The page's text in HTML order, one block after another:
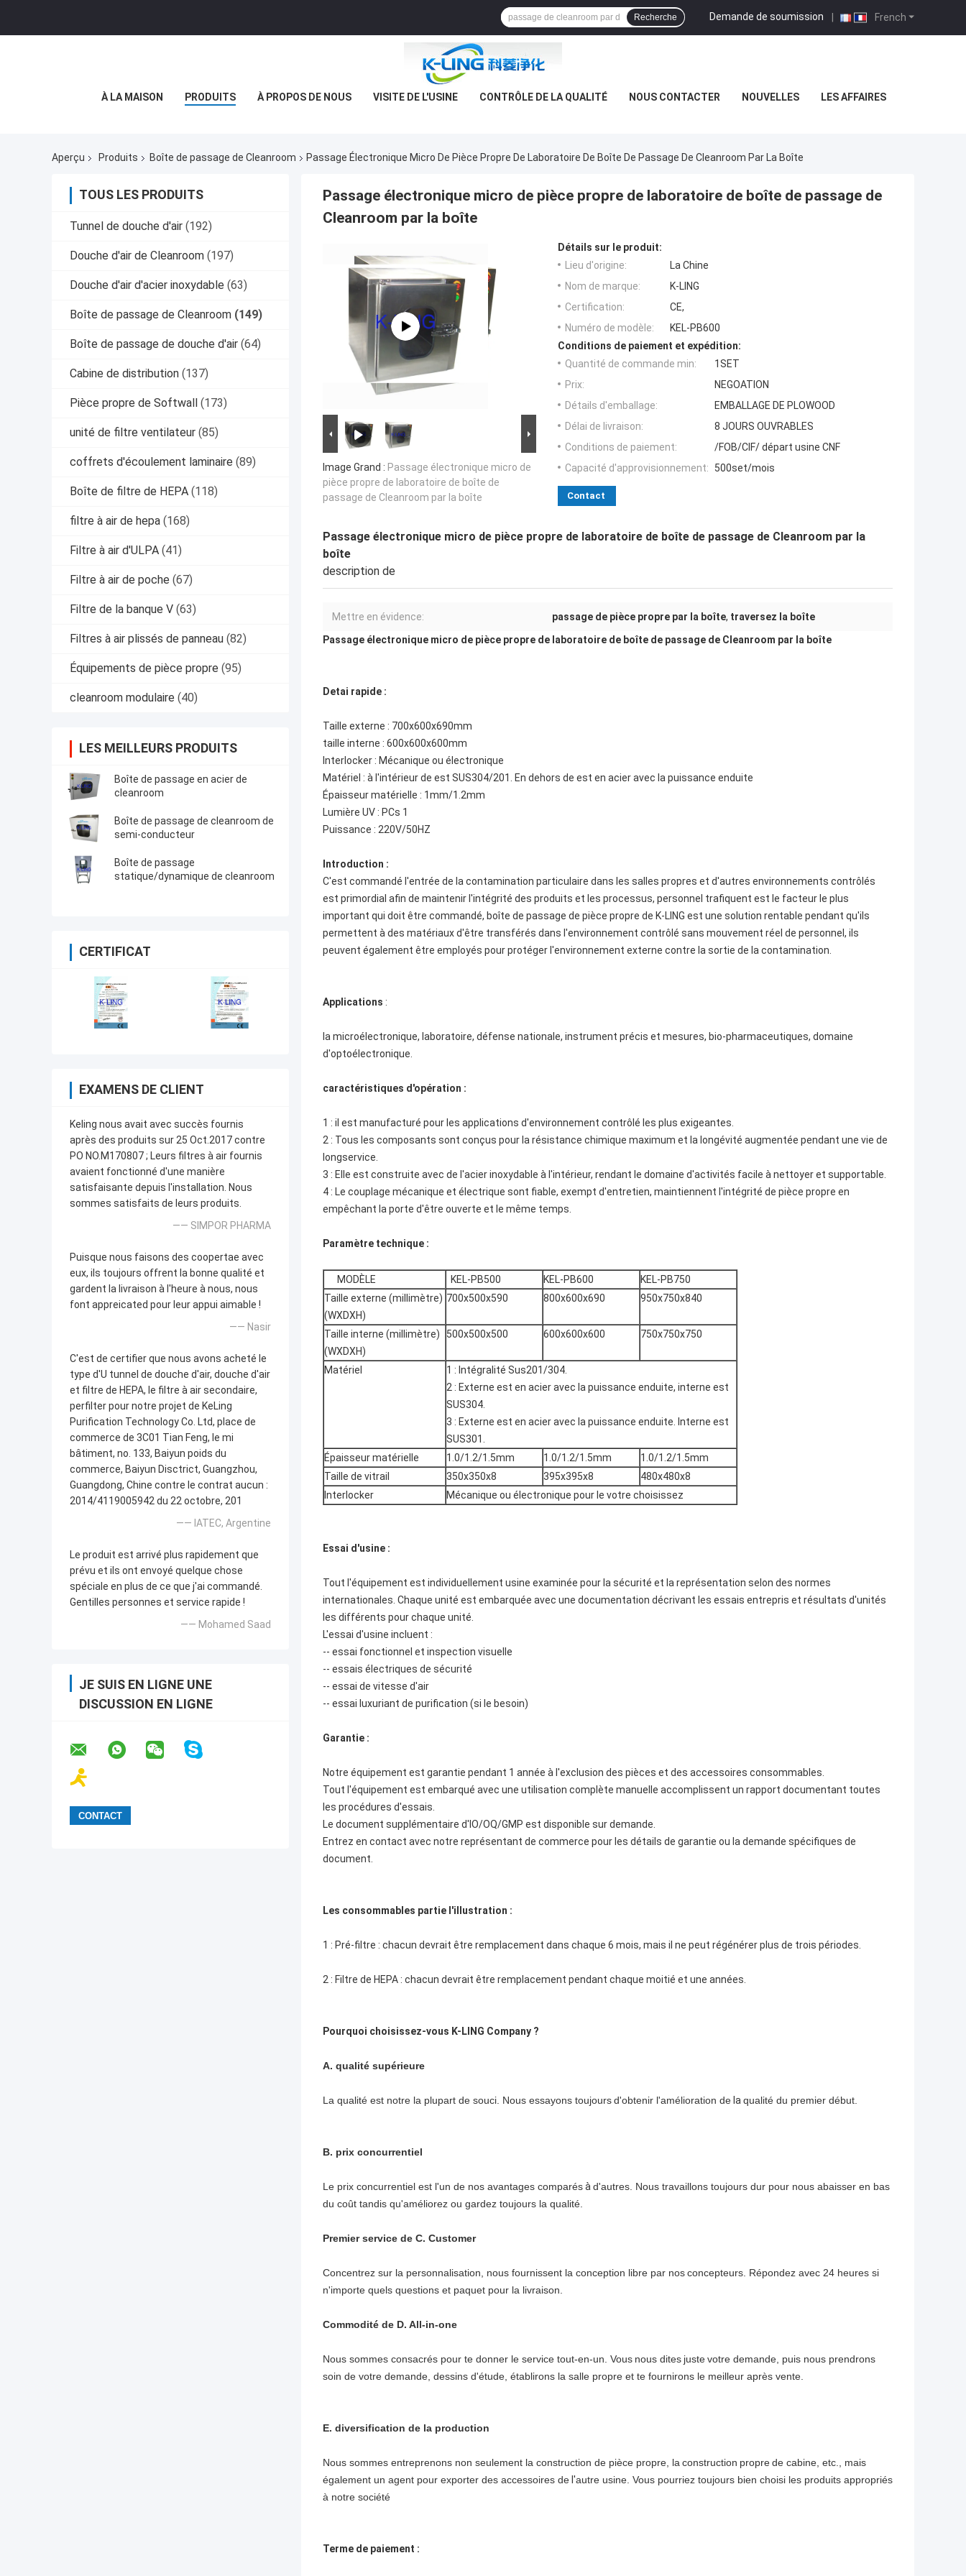
French
Demande de soumission |
Recherche
À LA MAISON PRODUITS À PROPOS DE NOUS VISITE DE L'USINE CONTRÔLE DE LA QUALITÉ NOUS CONTACTER NOUVELLES LES AFFAIRES
Aperçu Produits Boîte de passage de Cleanroom Passage Électronique Micro De Pièce Propre De Laboratoire De Boîte De Passage De Cleanroom Par La Boîte
TOUS LES PRODUITS
Tunnel de douche d'air (192)
Douche d'air de Cleanroom (197)
Douche d'air d'acier inoxydable (63)
Boîte de passage de Cleanroom (149)
Boîte de passage de douche d'air (64)
Cabine de distribution (137)
Pièce propre de Softwall (173)
unité de filtre ventilateur (85)
coffrets d'écoulement laminaire (89)
Boîte de filtre de HEPA (118)
filtre à air de hepa (168)
Filtre à air d'ULPA (41)
Filtre à air de poche (67)
Filtre de la banque V (63)
Filtres à air plissés de panneau (82)
Équipements de pièce propre (95)
cleanroom modulaire (40)
LES MEILLEURS PRODUITS
Boîte de passage en acier de
cleanroom
Boîte de passage de cleanroom de
semi-conducteur
Boîte de passage
statique/dynamique de cleanroom
CERTIFICAT
EXAMENS DE CLIENT
Keling nous avait avec succès fournis
après des produits sur 25 Oct.2017 contre
PO NO.M170807 ; Leurs filtres à air fournis
avaient fonctionné d'une manière
satisfaisante depuis l'installation. Nous
sommes satisfaits de leurs produits.
—— SIMPOR PHARMA
Puisque nous faisons des coopertae avec
eux, ils toujours offrent la bonne qualité et
gardent la livraison à l'heure à nous, nous
font appreicated pour leur appui aimable !
—— Nasir
C'est de certifier que nous avons acheté le
type d'U tunnel de douche d'air, douche d'air
et filtre de HEPA, le filtre à air secondaire,
perfilter pour notre projet de KeLing
Purification Technology Co. Ltd, place de
commerce de 3C01 Tian Feng, le mi
bâtiment, no. 133, Baiyun poids du
commerce, Baiyun Disctrict, Guangzhou,
Guangdong, Chine contre le contrat aucun :
2014/4119005942 du 22 octobre, 201
—— IATEC, Argentine
Le produit est arrivé plus rapidement que
prévu et ils ont envoyé quelque chose
spéciale en plus de ce que j'ai commandé.
Gentilles personnes et service rapide !
—— Mohamed Saad
JE SUIS EN LIGNE UNE
DISCUSSION EN LIGNE
Passage électronique micro de pièce propre de laboratoire de boîte de passage de
Cleanroom par la boîte
Image Grand : Passage électronique micro de
pièce propre de laboratoire de boîte de
passage de Cleanroom par la boîte
Détails sur le produit:
Lieu d'origine:
La Chine
Nom de marque:
K-LING
Certification:
CE,
Numéro de modèle:
KEL-PB600
Conditions de paiement et expédition:
Quantité de commande min:
1SET
Prix:
NEGOATION
Détails d'emballage:
EMBALLAGE DE PLOWOOD
Délai de livraison:
8 JOURS OUVRABLES
Conditions de paiement:
/FOB/CIF/ départ usine CNF
Capacité d'approvisionnement:
500set/mois
Contact
Passage électronique micro de pièce propre de laboratoire de boîte de passage de Cleanroom par la
boîte
description de
Mettre en évidence: passage de pièce propre par la boîte, traversez la boîte
Passage électronique micro de pièce propre de laboratoire de boîte de passage de Cleanroom par la boîte
Detai rapide :
Taille externe : 700x600x690mm
taille interne : 600x600x600mm
Interlocker : Mécanique ou électronique
Matériel : à l'intérieur de est SUS304/201. En dehors de est en acier avec la puissance enduite
Épaisseur matérielle : 1mm/1.2mm
Lumière UV : PCs 1
Puissance : 220V/50HZ
Introduction :
C'est commandé l'entrée de la contamination particulaire dans les salles propres et d'autres environnements contrôlés
est primordial afin de maintenir l'intégrité des produits et les processus, personnel trafiquent est le facteur le plus
important qui doit être commandé, boîte de passage de pièce propre de K-LING est une solution rentable pendant qu'ils
permettent à des matériaux d'être transférés dans l'environnement contrôlé sans mouvement réel de personnel, ils
peuvent également être employés pour protéger l'environnement externe contre la sortie de la contamination.
Applications :
la microélectronique, laboratoire, défense nationale, instrument précis et mesures, bio-pharmaceutiques, domaine
d'optoélectronique.
caractéristiques d'opération :
1 : il est manufacturé pour les applications d'environnement contrôlé les plus exigeantes.
2 : Tous les composants sont conçus pour la résistance chimique maximum et la longévité augmentée pendant une vie de
longservice.
3 : Elle est construite avec de l'acier inoxydable à l'intérieur, rendant le domaine d'activités facile à nettoyer et supportable.
4 : Le couplage mécanique et électrique sont fiable, exempt d'entretien, maintiennent l'intégrité de pièce propre en
empêchant la porte d'être ouverte et le même temps.
Paramètre technique :
MODÈLE KEL-PB500 KEL-PB600
KEL-PB750
Taille externe (millimètre)
(WXDXH)
700x500x590 800x600x690 950x750x840
Taille interne (millimètre)
(WXDXH)
500x500x500 600x600x600 750x750x750
Matériel
1 : Intégralité Sus201/304.
2 : Externe est en acier avec la puissance enduite, interne est
SUS304.
3 : Externe est en acier avec la puissance enduite. Interne est
SUS301.
Épaisseur matérielle
1.0/1.2/1.5mm 1.0/1.2/1.5mm
1.0/1.2/1.5mm
Taille de vitrail
350x350x8 395x395x8
480x480x8
Interlocker
Mécanique ou électronique pour le votre choisissez
Essai d'usine :
Tout l'équipement est individuellement usine examinée pour la sécurité et la représentation selon des normes
internationales. Chaque unité est embarquée avec une documentation décrivant les essais entrepris et résultats d'unités
les différents pour chaque unité.
L'essai d'usine incluent :
-- essai fonctionnel et inspection visuelle
-- essais électriques de sécurité
-- essai de vitesse d'air
-- essai luxuriant de purification (si le besoin)
Garantie :
Notre équipement est garantie pendant 1 année à l'exclusion des pièces et des accessoires consommables.
Tout l'équipement est embarqué avec une utilisation complète manuelle accomplissent un rapport documentant toutes
les procédures d'essais.
Le document supplémentaire d'IO/OQ/GMP est disponible sur demande.
Entrez en contact avec notre représentant de commerce pour les détails de garantie ou la demande spécifiques de
document.
Les consommables partie l'illustration :
1 : Pré-filtre : chacun devrait être remplacement dans chaque 6 mois, mais il ne peut régénérer plus de trois périodes.
2 : Filtre de HEPA : chacun devrait être remplacement pendant chaque moitié et une années.
Pourquoi choisissez-vous K-LING Company ?
A. qualité supérieure
La qualité est notre la plupart de souci. Nous essayons toujoursd'obtenir l'amélioration de laqualité du premier début.
B. prix concurrentiel
Le prix concurrentiel est l'un de nos avantages comparésàd'autres. Nous travaillons toujours dur pour nous abaisser en bas
du coût tandis qu'améliorez ou gardez toujours la qualité.
Premier service de C. Customer
Concentrez sur la personnalisation, nous fournissent la conception libre par nosconcepteurs. Répondez avec 24 heures si
n'importe quels questions et paquet pour la livraison.
Commodité de D. All-in-one
Nous sommes consacrés pour te donner le service tout-en-un. Vous nous dites justevotre demande, puis nous prendrons
soin de votre demande, dessins d'étude, établirons la salle propre et te fournirons le meilleur après vente.
E. diversification de la production
Nous sommes entreprenons non seulement la construction de pièce propre, laconstruction proprede cabine, etc., mais
également un agent pour exporter des accessoires de l'autre usine. Vous pourriez toujours bien choisi les produits appropriés
à notre société
Terme de paiement :